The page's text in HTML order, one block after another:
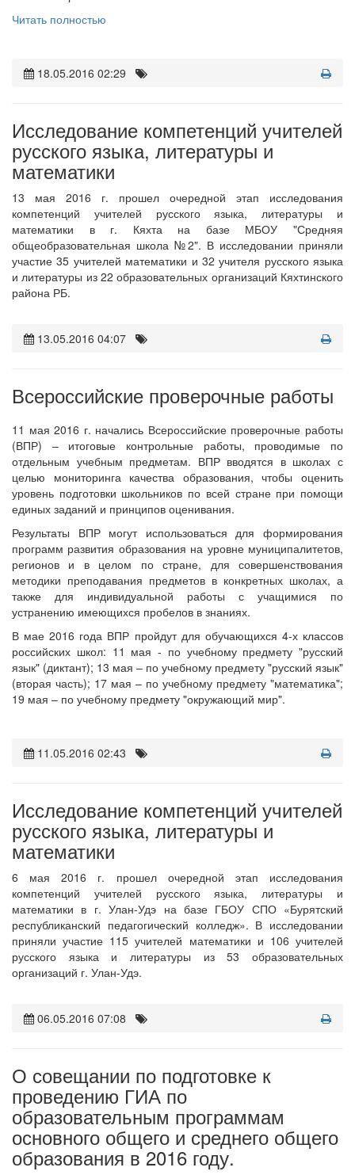
Читать полностью
18.05.2016 02:29
Исследование компетенций учителей
русского языка, литературы и
математики
13 мая 2016 г. прошел очередной этап исследования
компетенций учителей русского языка, литературы и
математики в г. Кяхта на базе МБОУ "Средняя
общеобразовательная школа №2". В исследовании приняли
участие 35 учителей математики и 32 учителя русского языка
и литературы из 22 образовательных организаций Кяхтинского
района РБ.
13.05.2016 04:07
Всероссийские проверочные работы
11 мая 2016 г. начались Всероссийские проверочные работы
(ВПР) – итоговые контрольные работы, проводимые по
отдельным учебным предметам. ВПР вводятся в школах с
целью мониторинга качества образования, чтобы оценить
уровень подготовки школьников по всей стране при помощи
единых заданий и принципов оценивания.
Результаты ВПР могут использоваться для формирования
программ развития образования на уровне муниципалитетов,
регионов и в целом по стране, для совершенствования
методики преподавания предметов в конкретных школах, а
также для индивидуальной работы с учащимися по
устранению имеющихся пробелов в знаниях.
В мае 2016 года ВПР пройдут для обучающихся 4-х классов
российских школ: 11 мая - по учебному предмету "русский
язык" (диктант); 13 мая – по учебному предмету "русский язык"
(вторая часть); 17 мая – по учебному предмету "математика";
19 мая – по учебному предмету "окружающий мир".
11.05.2016 02:43
Исследование компетенций учителей
русского языка, литературы и
математики
6 мая 2016 г. прошел очередной этап исследования
компетенций учителей русского языка, литературы и
математики в г. Улан-Удэ на базе ГБОУ СПО «Бурятский
республиканский педагогический колледж». В исследовании
приняли участие 115 учителей математики и 106 учителей
русского языка и литературы из 53 образовательных
организаций г. Улан-Удэ.
06.05.2016 07:08
О совещании по подготовке к
проведению ГИА по
образовательным программам
основного общего и среднего общего
образования в 2016 году.